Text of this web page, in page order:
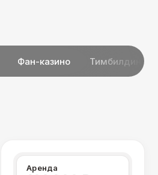
Фан-казино Тимбилдинг
Аренда